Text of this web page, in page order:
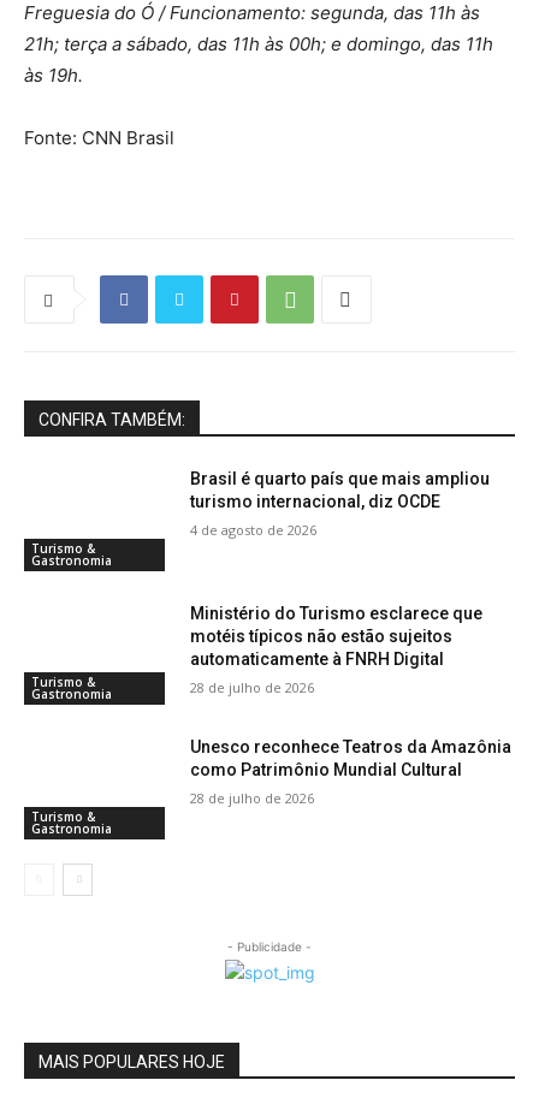
Freguesia do Ó / Funcionamento: segunda, das 11h às
21h; terça a sábado, das 11h às 00h; e domingo, das 11h
às 19h.
Fonte: CNN Brasil
CONFIRA TAMBÉM:
Turismo &
Gastronomia
Brasil é quarto país que mais ampliou
turismo internacional, diz OCDE
4 de agosto de 2026
Turismo &
Gastronomia
Ministério do Turismo esclarece que
motéis típicos não estão sujeitos
automaticamente à FNRH Digital
28 de julho de 2026
Turismo &
Gastronomia
Unesco reconhece Teatros da Amazônia
como Patrimônio Mundial Cultural
28 de julho de 2026
- Publicidade -
MAIS POPULARES HOJE